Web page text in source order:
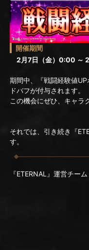
開催期間
2月7日（金）0:00 ～
期間中、『戦闘経験値
ドバフが付与されます。
この機会にぜひ、キャラ
それでは、引き続き『
す。
『ETERNAL』運営チーム